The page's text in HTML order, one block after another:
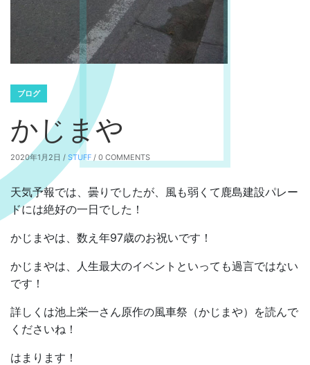
ブログ
かじまや
2020年1月2日 / STUFF / 0 COMMENTS
天気予報では、曇りでしたが、風も弱くて鹿島建設パレー
ドには絶好の一日でした！
かじまやは、数え年97歳のお祝いです！
かじまやは、人生最大のイベントといっても過言ではない
です！
詳しくは池上栄一さん原作の風車祭（かじまや）を読んで
くださいね！
はまります！